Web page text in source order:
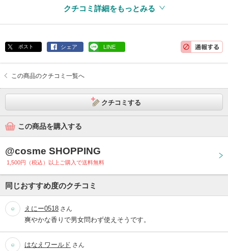
クチコミ詳細をもっとみる
ポスト シェア LINE
この商品のクチコミ一覧へ
クチコミする
この商品を購入する
@cosme SHOPPING
1,500円（税込）以上ご購入で送料無料
同じおすすめ度のクチコミ
えにー0518 さん
爽やかな香りで男女問わず使えそうです。
はなえワールド さん